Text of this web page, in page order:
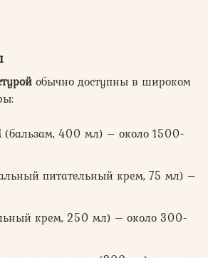
обычно доступны в широком
(бальзам, 400 мл) – около 1500-
питательный крем, 75 мл) –
крем, 250 мл) – около 300-